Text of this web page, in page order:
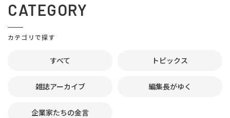
CATEGORY
カテゴリで探す
すべて トピックス
雑誌アーカイブ 編集長がゆく
企業家たちの金言